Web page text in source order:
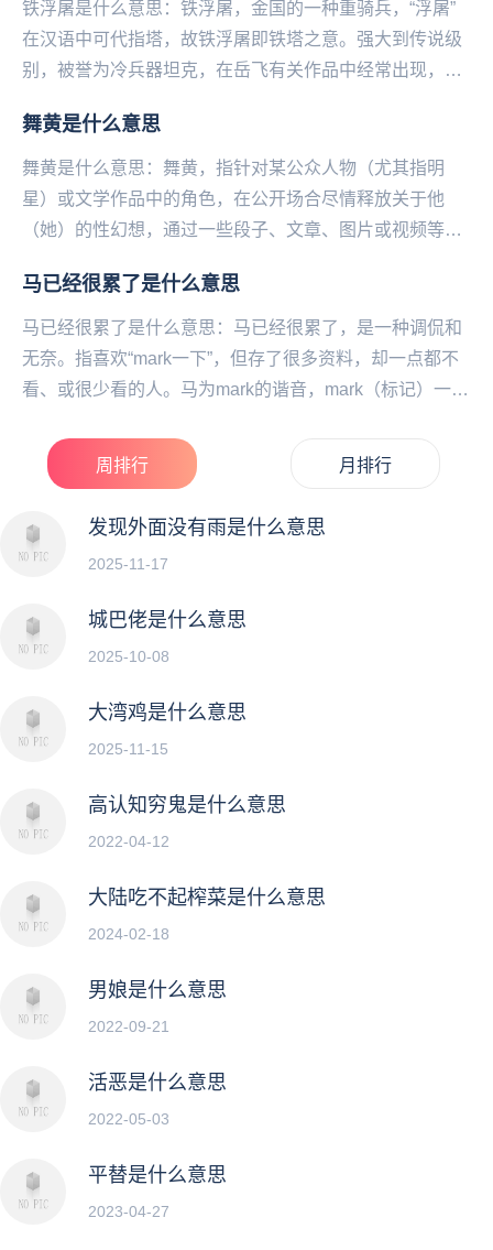
铁浮屠是什么意思：铁浮屠，金国的一种重骑兵，“浮屠”
在汉语中可代指塔，故铁浮屠即铁塔之意。强大到传说级
别，被誉为冷兵器坦克‌‌‌‌‌‌‌‌‌‌‌，在岳飞有关作品中经常出现，但
舞黄是什么意思
舞黄是什么意思：舞黄，指针对某公众人物（尤其指明
星）或文学作品中的角色，在公开场合尽情释放关于他
（她）的性幻想，通过一些段子、文章、图片或视频等方
一...
马已经很累了是什么意思
马已经很累了是什么意思：马已经很累了，是一种调侃和
无奈。指喜欢“mark一下”，但存了很多资料，却一点都不
看、或很少看的人。马为mark的谐音，mark（标记）一下
周排行 月排行
发现外面没有雨是什么意思
2025-11-17
城巴佬是什么意思
2025-10-08
大湾鸡是什么意思
2025-11-15
高认知穷鬼是什么意思
2022-04-12
大陆吃不起榨菜是什么意思
2024-02-18
男娘是什么意思
2022-09-21
活恶是什么意思
2022-05-03
平替是什么意思
2023-04-27